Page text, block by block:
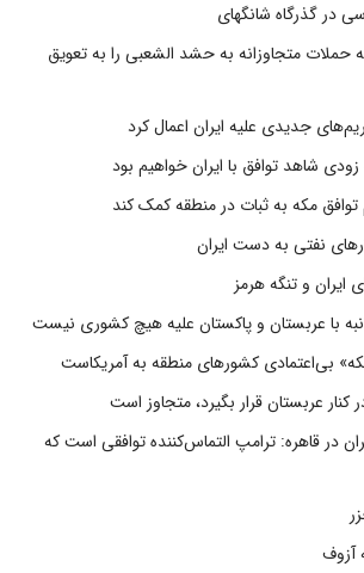
در گذرگاه شانگهای
حملات متجاوزانه به حشد الشعبی را به تعویق
جدیدی علیه ایران اعمال کرد
شاهد توافق با ایران خواهیم بود
توافق مکه به ثبات در منطقه کمک کند
ایران و تنگه هرمز
با عربستان و پاکستان علیه هیچ کشوری نیست
بی‌اعتمادی کشورهای منطقه به آمریکاست
عربستان قرار بگیرد، متجاوز است
در قاهره: ترامپ التماس‌کننده توافقی است که
آزوف